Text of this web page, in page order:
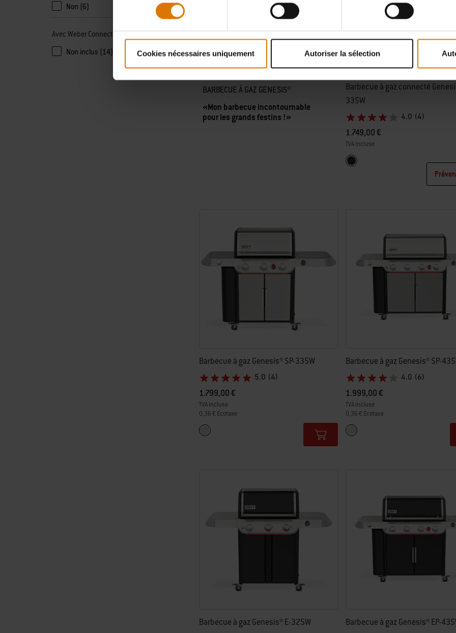
consentement
Cookies nécessaires uniquement Autoriser la sélection
Non (6)
Avec Weber Connect
Non inclus (14)
BARBECUE À GAZ GENESIS®
«Mon barbecue incontournable
pour les grands festins !»
Barbecue à gaz connecté
335W
4.0 (4)
1.749,00 €
TVA incluse
Color Options
Noir
Barbecue à gaz Genesis® SP-335W
5.0 (4)
1.799,00 €
TVA incluse
0,36 € Écotaxe
Color Options
Inox
Barbecue à gaz Genesis® SP-
4.0 (6)
1.999,00 €
TVA incluse
0,36 € Écotaxe
Color Options
Inox
Barbecue à gaz Genesis® E-325W Barbecue à gaz Genesis® EP-